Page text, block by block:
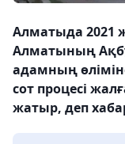
Алматыда 2021
Алматының
адамның
сот процесі
жатыр, деп